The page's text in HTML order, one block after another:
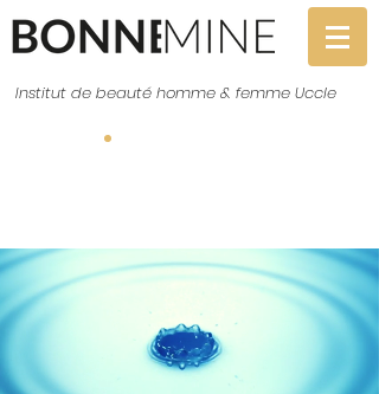
Institut de beauté homme & femme Uccle